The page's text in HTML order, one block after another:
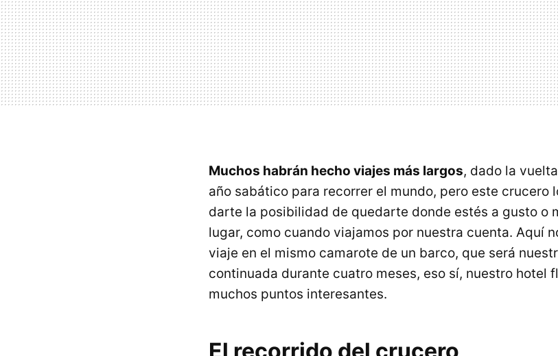
Muchos habrán hecho viajes más largos, dado la
año sabático para recorrer el mundo, pero este crucero
darte la posibilidad de quedarte donde estés a gusto o
lugar, como cuando viajamos por nuestra cuenta. Aquí
viaje en el mismo camarote de un barco, que será
continuada durante cuatro meses, eso sí, nuestro hotel
muchos puntos interesantes.